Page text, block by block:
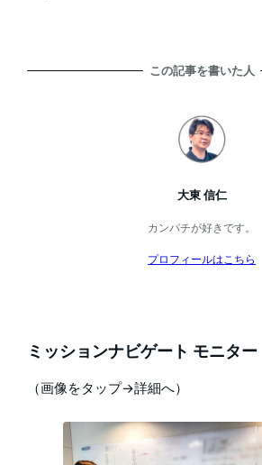
この記事を書いた人
大東 信仁
カンパチが好きです。
プロフィールはこちら
ミッションナビゲート モニター
（画像をタップ→詳細へ）